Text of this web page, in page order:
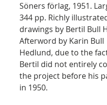
Söners förlag, 1951.
344 pp. Richly
drawings by Bertil Bull
Afterword by Karin Bull
Hedlund, due to the
Bertil did not entirely
the project before his
in 1950.